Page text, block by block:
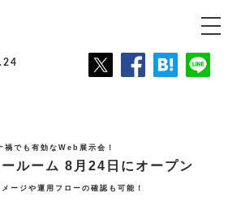
禍でも有効なWeb展示会！
ルーム 8月24日にオープン
ージや運用フローの確認も可能！